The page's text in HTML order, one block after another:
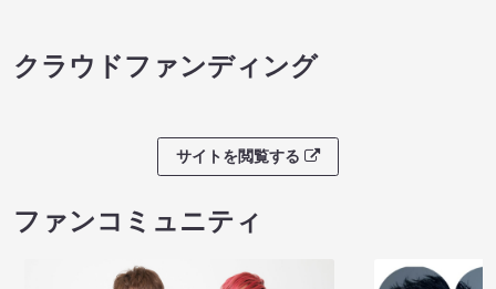
クラウドファンディング
サイトを閲覧する
ファンコミュニティ